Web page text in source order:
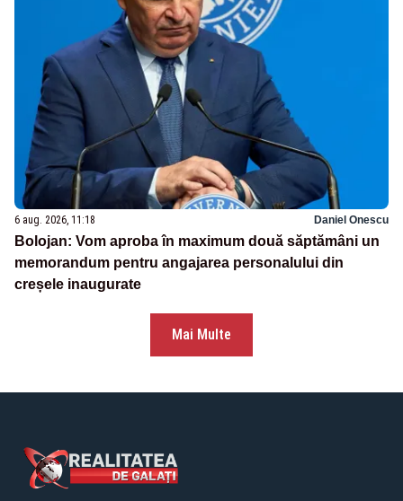
6 aug. 2026, 11:18 Daniel Onescu
Bolojan: Vom aproba în maximum două săptămâni un
memorandum pentru angajarea personalului din
creșele inaugurate
Mai Multe